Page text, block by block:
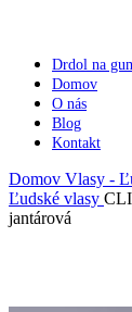
Drdol na
Domov
O nás
Blog
Kontakt
Domov Vlasy -
Ľudské vlasy
jantárová